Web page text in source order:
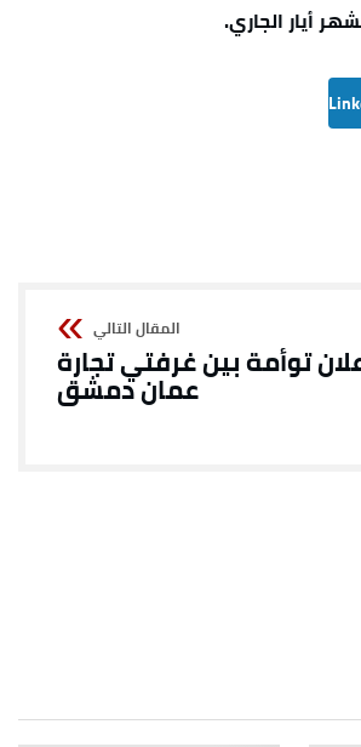
أيار الجاري.
توأمة بين غرفتي تجارة
عمان دمشق